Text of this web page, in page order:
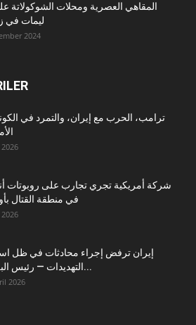
المقاهي العصرية ومحلات الشوكولاتة
ليمات في
2024
ترامب، الحرب مع إيران، والتمرد في
شركة أمريكية تجري تجارب على روبوتات
في منطقة القتال
إيران ترفض إجراء محادثات في ظل
التهديدات — رئيس البرلمان...
2026